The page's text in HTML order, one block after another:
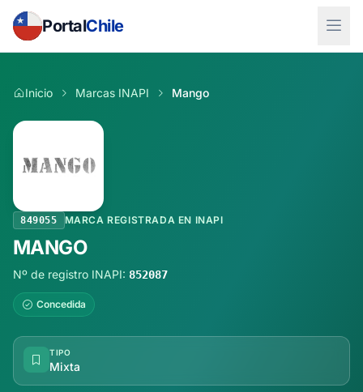
PortalChile
Inicio Marcas INAPI Mango
849055 MARCA REGISTRADA EN INAPI
MANGO
Nº de registro INAPI: 852087
Concedida
TIPO
Mixta